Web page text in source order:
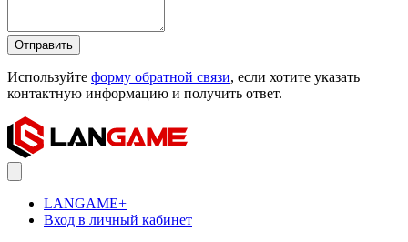
Отправить
Используйте форму обратной связи, если хотите указать
контактную информацию и получить ответ.
LANGAME+
Вход в личный кабинет